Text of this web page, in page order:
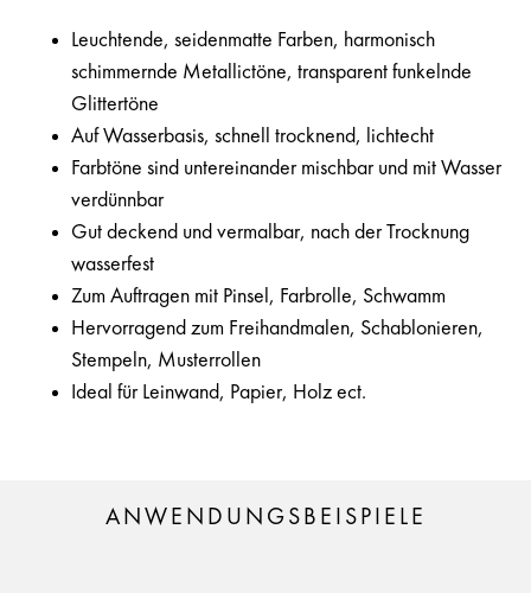
Leuchtende, seidenmatte Farben, harmonisch
schimmernde Metallictöne, transparent funkelnde
Glittertöne
Auf Wasserbasis, schnell trocknend, lichtecht
Farbtöne sind untereinander mischbar und mit Wasser
verdünnbar
Gut deckend und vermalbar, nach der Trocknung
wasserfest
Zum Auftragen mit Pinsel, Farbrolle, Schwamm
Hervorragend zum Freihandmalen, Schablonieren,
Stempeln, Musterrollen
Ideal für Leinwand, Papier, Holz ect.
ANWENDUNGSBEISPIELE